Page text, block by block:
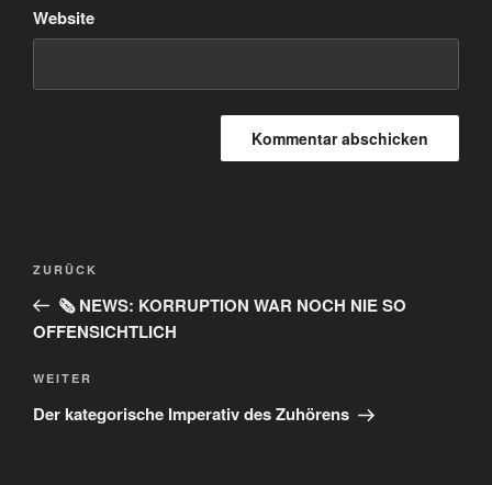
Website
Beitragsnavigation
Vorheriger
Beitrag
ZURÜCK
🗞️ NEWS: KORRUPTION WAR NOCH NIE SO
OFFENSICHTLICH
Nächster
Beitrag
WEITER
Der kategorische Imperativ des Zuhörens